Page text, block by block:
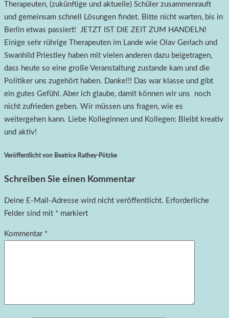
Therapeuten, (zukünftige und aktuelle) Schüler zusammenrauft
und gemeinsam schnell Lösungen findet. Bitte nicht warten, bis in
Berlin etwas passiert! JETZT IST DIE ZEIT ZUM HANDELN!
Einige sehr rührige Therapeuten im Lande wie Olav Gerlach und
Swanhild Priestley haben mit vielen anderen dazu beigetragen,
dass heute so eine große Veranstaltung zustande kam und die
Politiker uns zugehört haben. Danke!!! Das war klasse und gibt
ein gutes Gefühl. Aber ich glaube, damit können wir uns noch
nicht zufrieden geben. Wir müssen uns fragen, wie es
weitergehen kann. Liebe Kolleginnen und Kollegen: Bleibt kreativ
und aktiv!
Veröffentlicht von Beatrice Rathey-Pötzke
Schreiben Sie einen Kommentar
Deine E-Mail-Adresse wird nicht veröffentlicht. Erforderliche
Felder sind mit * markiert
Kommentar *